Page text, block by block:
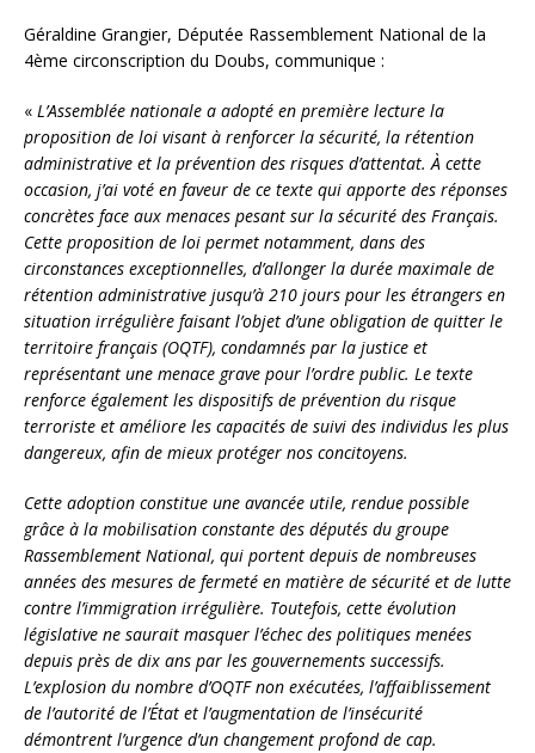
Géraldine Grangier, Députée Rassemblement National de la
4ème circonscription du Doubs, communique :
« L’Assemblée nationale a adopté en première lecture la
proposition de loi visant à renforcer la sécurité, la rétention
administrative et la prévention des risques d’attentat. À cette
occasion, j’ai voté en faveur de ce texte qui apporte des réponses
concrètes face aux menaces pesant sur la sécurité des Français.
Cette proposition de loi permet notamment, dans des
circonstances exceptionnelles, d’allonger la durée maximale de
rétention administrative jusqu’à 210 jours pour les étrangers en
situation irrégulière faisant l’objet d’une obligation de quitter le
territoire français (OQTF), condamnés par la justice et
représentant une menace grave pour l’ordre public. Le texte
renforce également les dispositifs de prévention du risque
terroriste et améliore les capacités de suivi des individus les plus
dangereux, afin de mieux protéger nos concitoyens.
Cette adoption constitue une avancée utile, rendue possible
grâce à la mobilisation constante des députés du groupe
Rassemblement National, qui portent depuis de nombreuses
années des mesures de fermeté en matière de sécurité et de lutte
contre l’immigration irrégulière. Toutefois, cette évolution
législative ne saurait masquer l’échec des politiques menées
depuis près de dix ans par les gouvernements successifs.
L’explosion du nombre d’OQTF non exécutées, l’affaiblissement
de l’autorité de l’État et l’augmentation de l’insécurité
démontrent l’urgence d’un changement profond de cap.